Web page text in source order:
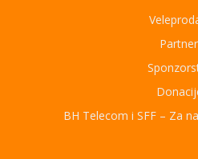
BH Telecom i SFF – Za